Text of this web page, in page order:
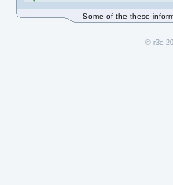
Some of the these
© r3c